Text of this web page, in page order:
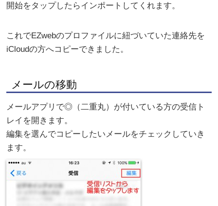
開始をタップしたらインポートしてくれます。
これでEZwebのプロファイルに紐づいていた連絡先を
iCloudの方へコピーできました。
メールの移動
メールアプリで◎（二重丸）が付いている方の受信ト
レイを開きます。
編集を選んでコピーしたいメールをチェックしていき
ます。